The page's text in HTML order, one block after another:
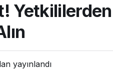
Yetkililerden
yayınlandı